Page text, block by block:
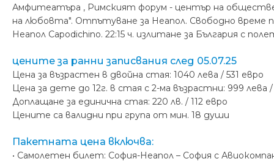
Амфитеатъра , Римският форум - център на
на любовта". Отпътуване за Неапол. Свободно време
Неапол Capodichino. 22:15 ч. излитане за България с
цените за ранни записвания след 05.07.25
Цена за възрастен в двойна стая: 1040 лева / 531 евро
Цена за дете до 12г. в стая с 2-ма възрастни: 999 лева /
Доплащане за единична стая: 220 лв. / 112 евро
Цените са валидни при група от мин. 18 души
Пакетната цена включва:
• Самолетен билет: София-Неапол – София с